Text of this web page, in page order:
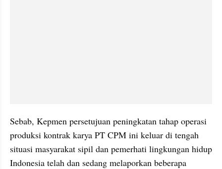
Sebab, Kepmen persetujuan peningkatan tahap operasi
produksi kontrak karya PT CPM ini keluar di tengah
situasi masyarakat sipil dan pemerhati lingkungan hidup
Indonesia telah dan sedang melaporkan beberapa